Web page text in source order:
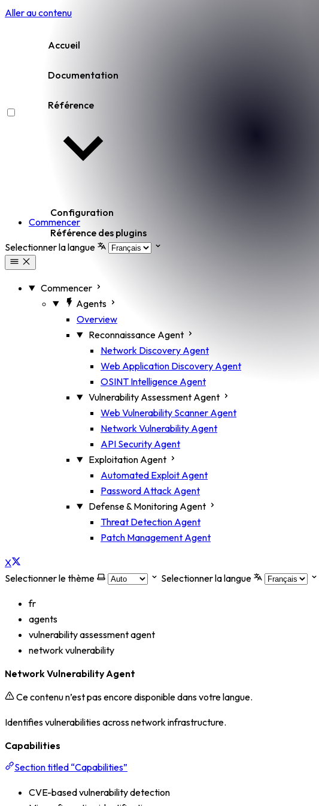
Aller au contenu
Accueil
Documentation
Référence
Configuration
Référence des plugins
Commencer
Selectionner la langue
Commencer
Agents
Overview
Reconnaissance Agent
Network Discovery Agent
Web Application Discovery Agent
OSINT Intelligence Agent
Vulnerability Assessment Agent
Web Vulnerability Scanner Agent
Network Vulnerability Agent
API Security Agent
Exploitation Agent
Automated Exploit Agent
Password Attack Agent
Defense & Monitoring Agent
Threat Detection Agent
Patch Management Agent
X
Selectionner le thème
Selectionner la langue
fr
agents
vulnerability assessment agent
network vulnerability
Network Vulnerability Agent
Ce contenu n’est pas encore disponible dans votre langue.
Identifies vulnerabilities across network infrastructure.
Capabilities
Section titled “Capabilities”
CVE-based vulnerability detection